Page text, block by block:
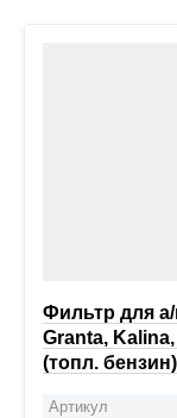
Фильтр для а/
Granta,
(топл.
Артикул